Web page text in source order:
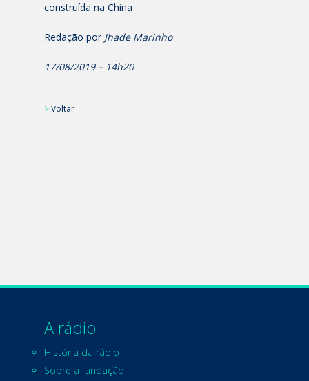
construída na China
Redação por Jhade Marinho
17/08/2019 – 14h20
>Voltar
A rádio
História da rádio
Sobre a fundação